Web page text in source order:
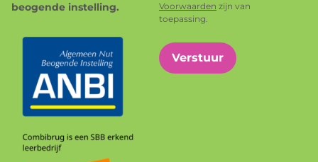
beogende instelling.
Voorwaarden zijn van
toepassing.
Verstuur